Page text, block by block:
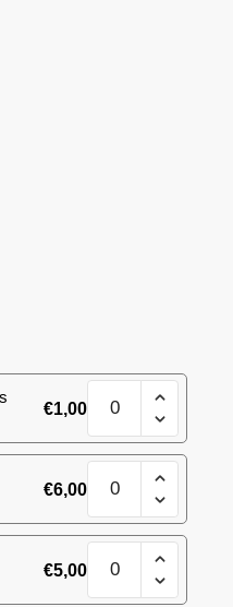
€1,00
Kompositsioon
Lillekorv
3
kogus
€6,00
Kompositsioon
Lillekorv
3
kogus
€5,00
Kompositsioon
Lillekorv
3